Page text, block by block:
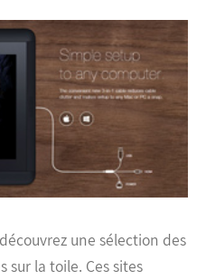
une sélection des
sur la toile. Ces sites